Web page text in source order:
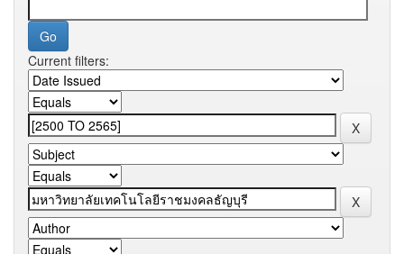
Current filters: